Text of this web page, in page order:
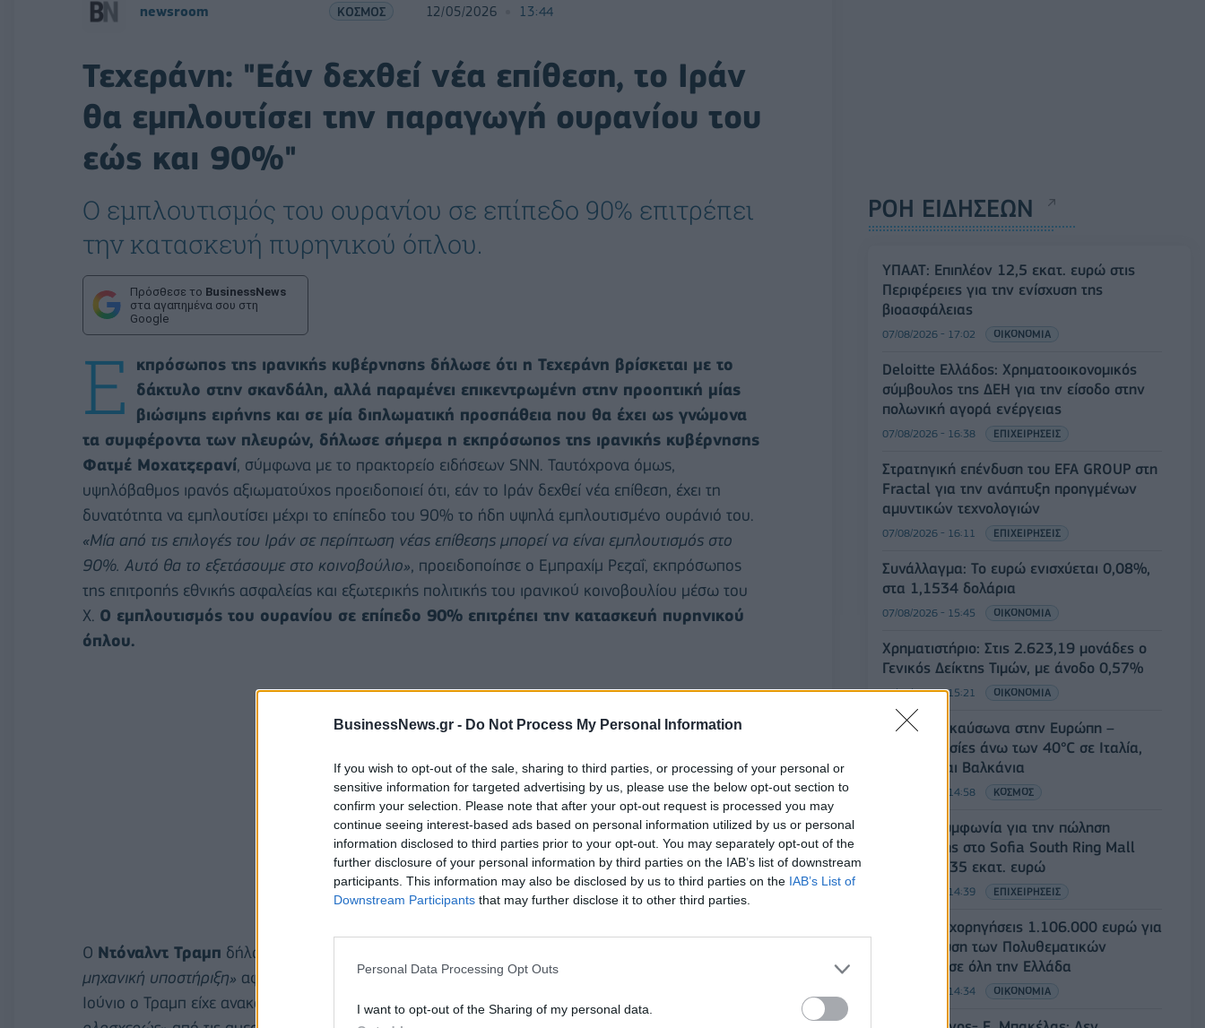
BusinessNews.gr - Do Not Process My Personal Information
If you wish to opt-out of the sale, sharing to third parties, or processing of your personal or
sensitive information for targeted advertising by us, please use the below opt-out section to
confirm your selection. Please note that after your opt-out request is processed you may
continue seeing interest-based ads based on personal information utilized by us or personal
information disclosed to third parties prior to your opt-out. You may separately opt-out of the
further disclosure of your personal information by third parties on the IAB’s list of downstream
participants. This information may also be disclosed by us to third parties on the IAB’s List of
Downstream Participants that may further disclose it to other third parties.
Personal Data Processing Opt Outs
I want to opt-out of the Sharing of my personal data.
newsroom ΚΟΣΜΟΣ 12/05/2026 13:44
Τεχεράνη: "Εάν δεχθεί νέα επίθεση, το Ιράν
θα εμπλουτίσει την παραγωγή ουρανίου του
εώς και 90%"
Ο εμπλουτισμός του ουρανίου σε επίπεδο 90% επιτρέπει
την κατασκευή πυρηνικού όπλου.
Πρόσθεσε το BusinessNews
στα αγαπημένα σου στη
Google
Ε
κπρόσωπος της ιρανικής κυβέρνησης δήλωσε ότι η Τεχεράνη βρίσκεται με το
δάκτυλο στην σκανδάλη, αλλά παραμένει επικεντρωμένη στην προοπτική μίας
βιώσιμης ειρήνης και σε μία διπλωματική προσπάθεια που θα έχει ως γνώμονα
τα συμφέροντα των πλευρών, δήλωσε σήμερα η εκπρόσωπος της ιρανικής κυβέρνησης
Φατμέ Μοχατζερανί , σύμφωνα με το πρακτορείο ειδήσεων SNN. Ταυτόχρονα όμως,
υψηλόβαθμος ιρανός αξιωματούχος προειδοποιεί ότι, εάν το Ιράν δεχθεί νέα επίθεση, έχει τη
δυνατότητα να εμπλουτίσει μέχρι το επίπεδο του 90% το ήδη υψηλά εμπλουτισμένο ουράνιό του.
«Μία από τις επιλογές του Ιράν σε περίπτωση νέας επίθεσης μπορεί να είναι εμπλουτισμός στο
90%. Αυτό θα το εξετάσουμε στο κοινοβούλιο» , προειδοποίησε ο Εμπραχίμ Ρεζαΐ, εκπρόσωπος
της επιτροπής εθνικής ασφαλείας και εξωτερικής πολιτικής του ιρανικού κοινοβουλίου μέσω του
Χ. Ο εμπλουτισμός του ουρανίου σε επίπεδο 90% επιτρέπει την κατασκευή πυρηνικού
όπλου.
Ο Ντόναλντ Τραμπ δήλωσε χθες ότι η εκεχειρία ανάμεσα στις ΗΠΑ και το Ιράν βρίσκεται
μηχανική υποστήριξη» αφού απέρριψε την ειρηνευτική πρόταση της Τεχεράνης. Το περασμένο
Ιούνιο ο Τραμπ είχε ανακοινώσει ότι οι πυρηνικές εγκαταστάσεις του Ιράν«καταστράφηκαν
ΡΟΗ ΕΙΔΗΣΕΩΝ
ΥΠΑΑΤ: Επιπλέον 12,5 εκατ. ευρώ στις
Περιφέρειες για την ενίσχυση της
βιοασφάλειας
07/08/2026 - 17:02 ΟΙΚΟΝΟΜΙΑ
Deloitte Ελλάδος: Χρηματοοικονομικός
σύμβουλος της ΔΕΗ για την είσοδο στην
πολωνική αγορά ενέργειας
07/08/2026 - 16:38 ΕΠΙΧΕΙΡΗΣΕΙΣ
Στρατηγική επένδυση του EFA GROUP στη
Fractal για την ανάπτυξη προηγμένων
αμυντικών τεχνολογιών
07/08/2026 - 16:11 ΕΠΙΧΕΙΡΗΣΕΙΣ
Συνάλλαγμα: Το ευρώ ενισχύεται 0,08%,
στα 1,1534 δολάρια
07/08/2026 - 15:45 ΟΙΚΟΝΟΜΙΑ
Χρηματιστήριο: Στις 2.623,19 μονάδες ο
Γενικός Δείκτης Τιμών, με άνοδο 0,57%
07/08/2026 - 15:21 ΟΙΚΟΝΟΜΙΑ
Νέο κύμα καύσωνα στην Ευρώπη –
Θερμοκρασίες άνω των 40°C σε Ιταλία,
Ισπανία και Βαλκάνια
07/08/2026 - 14:58 ΚΟΣΜΟΣ
Fourlis: Συμφωνία για την πώληση
συμμετοχής στο Sofia South Ring Mall
έναντι 49,35 εκατ. ευρώ
07/08/2026 - 14:39 ΕΠΙΧΕΙΡΗΣΕΙΣ
ΥΠΠΟ: Επιχορηγήσεις 1.106.000 ευρώ για
την ενίσχυση των Πολυθεματικών
Φεστιβάλ σε όλη την Ελλάδα
07/08/2026 - 14:34 ΟΙΚΟΝΟΜΙΑ